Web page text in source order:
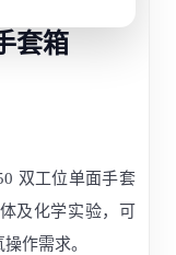
套箱
双工位单面手套
及化学实验，可
作需求。